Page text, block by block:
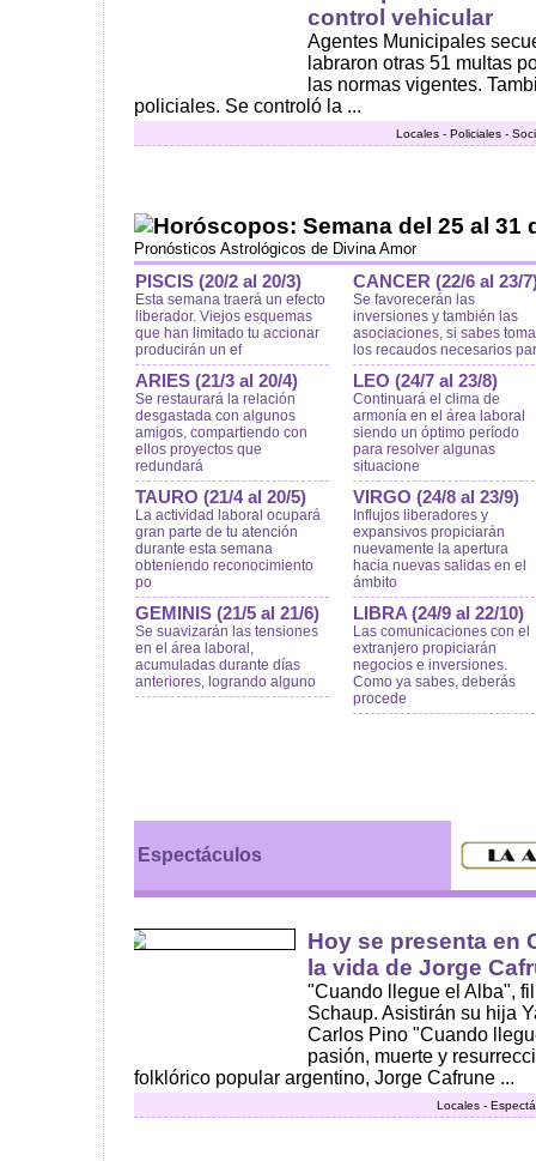
control vehicular
Agentes Municipales
labraron otras 51 multas
las normas vigentes.
policiales. Se controló la ...
Locales - Policiales -
Horóscopos: Semana del 25 al 31
Pronósticos Astrológicos de Divina Amor
PISCIS (20/2 al 20/3)
Esta semana traerá un efecto
liberador. Viejos esquemas
que han limitado tu accionar
producirán un ef
ARIES (21/3 al 20/4)
Se restaurará la relación
desgastada con algunos
amigos, compartiendo con
ellos proyectos que
redundará
TAURO (21/4 al 20/5)
La actividad laboral ocupará
gran parte de tu atención
durante esta semana
obteniendo reconocimiento
po
GEMINIS (21/5 al 21/6)
Se suavizarán las tensiones
en el área laboral,
acumuladas durante días
anteriores, logrando alguno
CANCER (22/6 al 23/
Se favorecerán las
inversiones y también las
asociaciones, si sabes
los recaudos necesarios par
LEO (24/7 al 23/8)
Continuará el clima de
armonía en el área laboral
siendo un óptimo período
para resolver algunas
situacione
VIRGO (24/8 al 23/9)
Influjos liberadores y
expansivos propiciarán
nuevamente la apertura
hacia nuevas salidas en el
ámbito
LIBRA (24/9 al 22/10)
Las comunicaciones con el
extranjero propiciarán
negocios e inversiones.
Como ya sabes, deberás
procede
Espectáculos
Hoy se presenta en
la vida de Jorge
"Cuando llegue el Alba",
Schaup. Asistirán su hija
Carlos Pino "Cuando
pasión, muerte y
folklórico popular argentino, Jorge Cafrune ...
Locales -